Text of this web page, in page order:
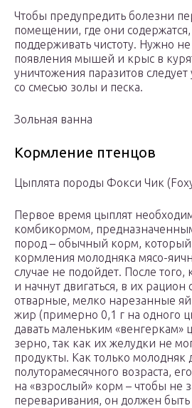
Чтобы предупредить болезни
помещении, где они
поддерживать чистоту. Нужно не
появления мышей и крыс в
уничтожения паразитов следует
со смесью золы и песка.
Зольная ванна
Кормление птенцов
Цыплята породы Фокси Чик
Первое время цыплят
комбикормом,
пород – обычный корм, который
кормления молодняка мясо-
случае не подойдет. После того,
и начнут двигаться, в их рацион
отварные, мелко нарезанные
жир (примерно 0,1 г на одного
давать маленьким «венгеркам»
зерно, так как их желудки не
продукты. Как только молодняк
полуторамесячного возраста,
на «взрослый» корм – чтобы не
переваривания, он должен